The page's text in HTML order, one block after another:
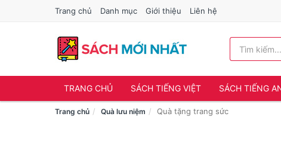
Trang chủ Danh mục Giới thiệu Liên hệ
TRANG CHỦ SÁCH TIẾNG VIỆT SÁCH TIẾNG
Trang chủ Quà lưu niệm Quà tặng trang sức